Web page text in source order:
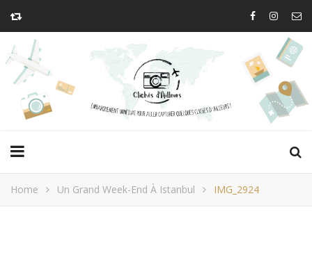
Home Un Grand Week-End À Istanbul IMG_2924